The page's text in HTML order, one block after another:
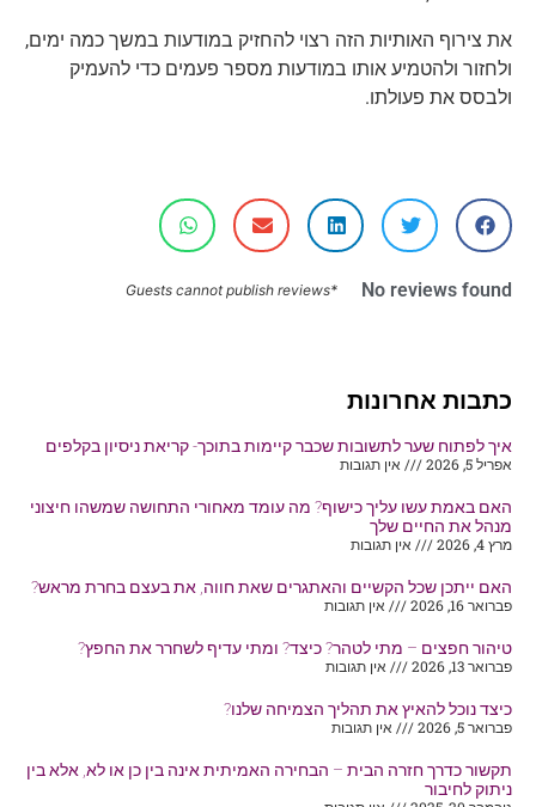
כתבות אחרונות
איך לפתוח שער לתשובות שכבר קיימות בתוכך- קריאת ניסיון בקלפים
אפריל 5, 2026
אין תגובות
האם באמת עשו עליך כישוף? מה עומד מאחורי התחושה שמשהו חיצוני
מנהל את החיים שלך
מרץ 4, 2026
אין תגובות
האם ייתכן שכל הקשיים והאתגרים שאת חווה, את בעצם בחרת מראש?
פברואר 16, 2026
אין תגובות
טיהור חפצים – מתי לטהר? כיצד? ומתי עדיף לשחרר את החפץ?
פברואר 13, 2026
אין תגובות
כיצד נוכל להאיץ את תהליך הצמיחה שלנו?
פברואר 5, 2026
אין תגובות
תקשור כדרך חזרה הבית – הבחירה האמיתית אינה בין כן או לא, אלא בין
ניתוק לחיבור
את צירוף האותיות הזה רצוי להחזיק במודעות במשך כמה ימים,
ולחזור ולהטמיע אותו במודעות מספר פעמים כדי להעמיק
ולבסס את פעולתו.
No reviews found
*Guests cannot publish reviews